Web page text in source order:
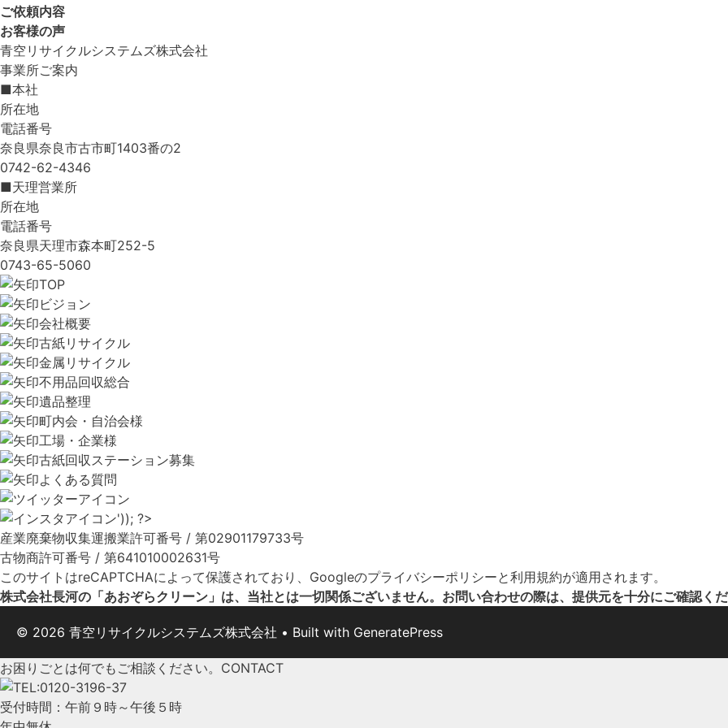
ご依頼内容
お客様の声
青空リサイクルシステムズ株式会社
事業所ご案内
■本社
所在地
電話番号
奈良県奈良市古市町1403番の2
0742-62-4346
■天理営業所
所在地
電話番号
奈良県天理市森本町252-5
0743-65-5060
TOP
ビジョン
会社概要
古紙リサイクル
金属リサイクル
不用品回収総合
遺品整理
町内会・自治会様
工場・企業様
古紙回収ステーション募集
よくある質問
産業廃棄物収集運搬業許可番号 / 第02901179733号
古物商許可番号 / 第641010002631号
このサイトはreCAPTCHAによって保護されており、Googleのプライバシーポリシーと利用規約が適用されます。
株式会社長河の「あおぞらクリーン」は、当社とは一切関係ございません。お問い合わせの際は、提供元を十分にご確認く
© 2026 青空リサイクルシステムズ株式会社 • Built with GeneratePress
お困りごとは何でもご相談ください。 CONTACT
受付時間：午前９時～午後５時